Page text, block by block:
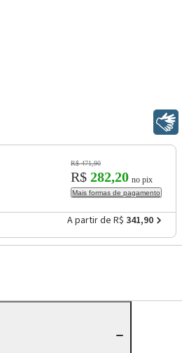
R$ 471,90
R$ 282,20 no pix
Mais formas de pagamento
A partir de R$ 341,90